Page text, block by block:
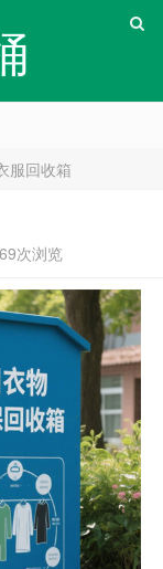
服回收箱
次浏览